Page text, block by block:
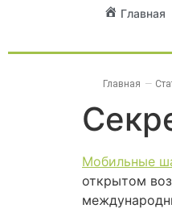
Главная
Главная —
Мобильные
открытом